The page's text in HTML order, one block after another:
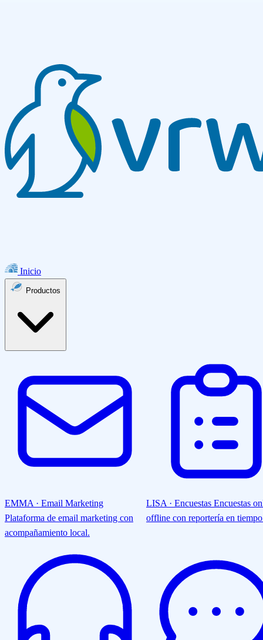
Inicio
EMMA · Email Marketing
Plataforma de email marketing con
acompañamiento local.
LISA · Encuestas Encuestas
offline con reportería en